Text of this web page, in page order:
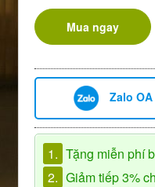
Mua ngay
Zalo OA
1. Tặng miễn phí
2. Giảm tiếp 3%